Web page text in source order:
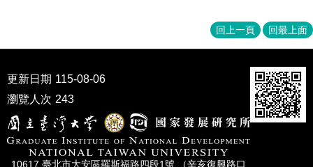
會
回上一頁 回最上面
更新日期 115-08-06
瀏覽人次 243
10617 臺北市⼤安區羅斯福路四段1號 （辛亥復興路⼝